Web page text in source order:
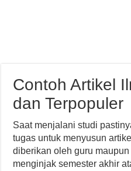
Contoh Artikel
dan Terpopuler
Saat menjalani studi
tugas untuk menyusun
diberikan oleh guru
menginjak semester akhir